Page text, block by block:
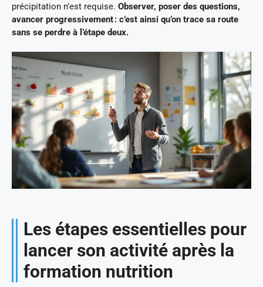
précipitation n’est requise. Observer, poser des questions,
avancer progressivement : c’est ainsi qu’on trace sa route
sans se perdre à l’étape deux.
Les étapes essentielles pour
lancer son activité après la
formation nutrition